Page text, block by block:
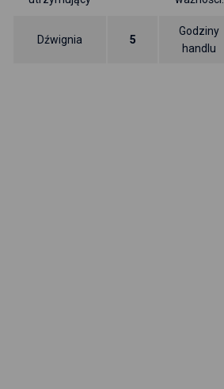
Dźwignia 5
Godziny
handlu